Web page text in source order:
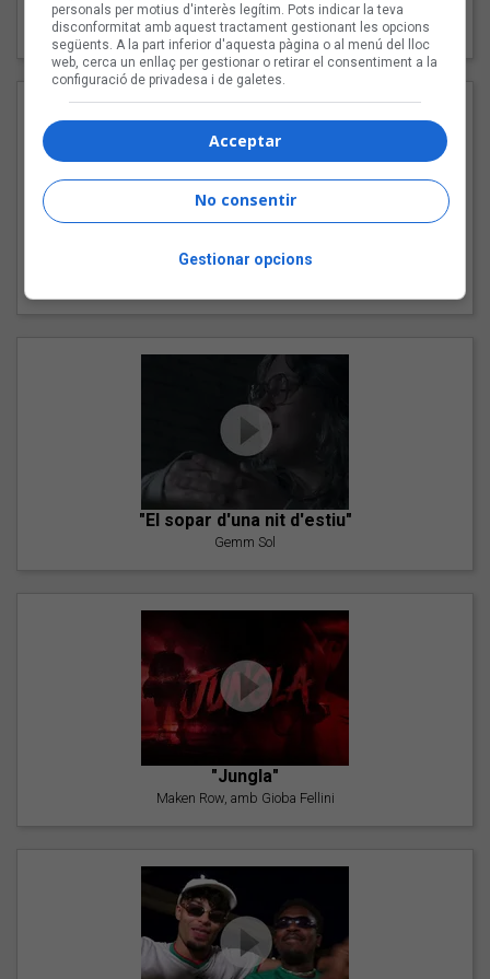
"Les cabres"
94 Rules amb Compte
"Pols d'estrelles"
"El sopar d'una nit d'estiu"
Gemm Sol
"Jungla"
Maken Row, amb Gioba Fellini
personals per motius d'interès legítim. Pots indicar la teva
disconformitat amb aquest tractament gestionant les opcions
següents. A la part inferior d'aquesta pàgina o al menú del lloc
web, cerca un enllaç per gestionar o retirar el consentiment a la
configuració de privadesa i de galetes.
Acceptar
No consentir
Gestionar opcions